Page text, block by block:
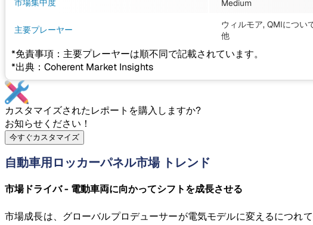
市場集中度 Medium
主要プレーヤー ウィルモア, QMIについ
他
*免責事項：主要プレーヤーは順不同で記載されています。
*出典：Coherent Market Insights
カスタマイズされたレポートを購入しますか?
お知らせください！
今すぐカスタマイズ
自動車用ロッカーパネル市場 トレンド
市場ドライバ - 電動車両に向かってシフトを成長させる
市場成長は、グローバルプロデューサーが電気モデルに変えるにつれ